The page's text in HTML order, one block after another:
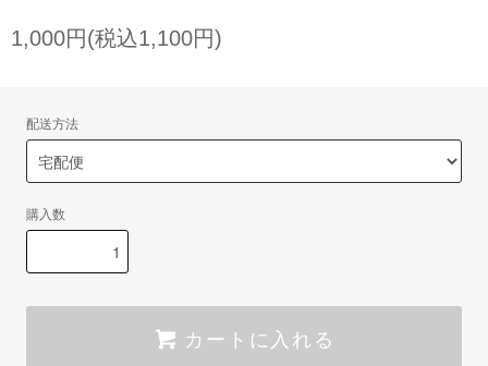
1,000円(税込1,100円)
配送方法
購入数
カートに入れる